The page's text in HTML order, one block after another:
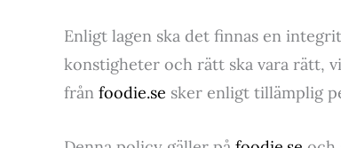
Enligt lagen ska det finnas en
konstigheter och rätt ska vara rätt,
från foodie.se sker enligt tillämplig